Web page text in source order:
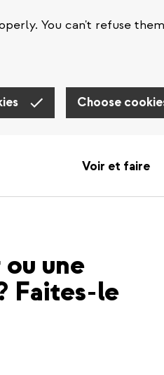
You can't refuse
Choose
Voir et faire
une
Faites-le